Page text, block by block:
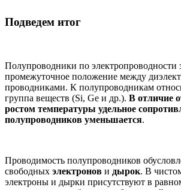
Подведем итог
Полупроводники по электропроводности
промежуточное положение между
проводниками. К полупроводникам
группа веществ (Si, Ge и др.). В отличие
ростом температуры удельное
полупроводников уменьшается.
Проводимость полупроводников
свободных электронов и дырок. В
электроны и дырки присутствуют в